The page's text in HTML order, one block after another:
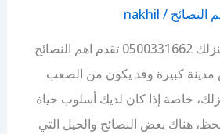
النصائح /
nakhil
اهم النصائح لتنظيف منزلك 0500331662 تقدم اهم النصائح
مدينة كبيرة وقد يكون من الصعب
خاصة إذا كان لديك أسلوب حياة
هناك بعض النصائح والحيل التي